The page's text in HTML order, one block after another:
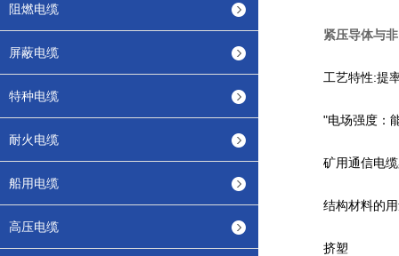
阻燃电缆
屏蔽电缆
特种电缆
耐火电缆
船用电缆
高压电缆
紧压导体与非
工艺特性:提率
"电场强度：能
矿用通信电缆
结构材料的用
挤塑